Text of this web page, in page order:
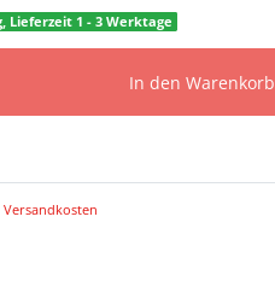
Lieferzeit 1 - 3 Werktage
In den Warenkorb
Versandkosten